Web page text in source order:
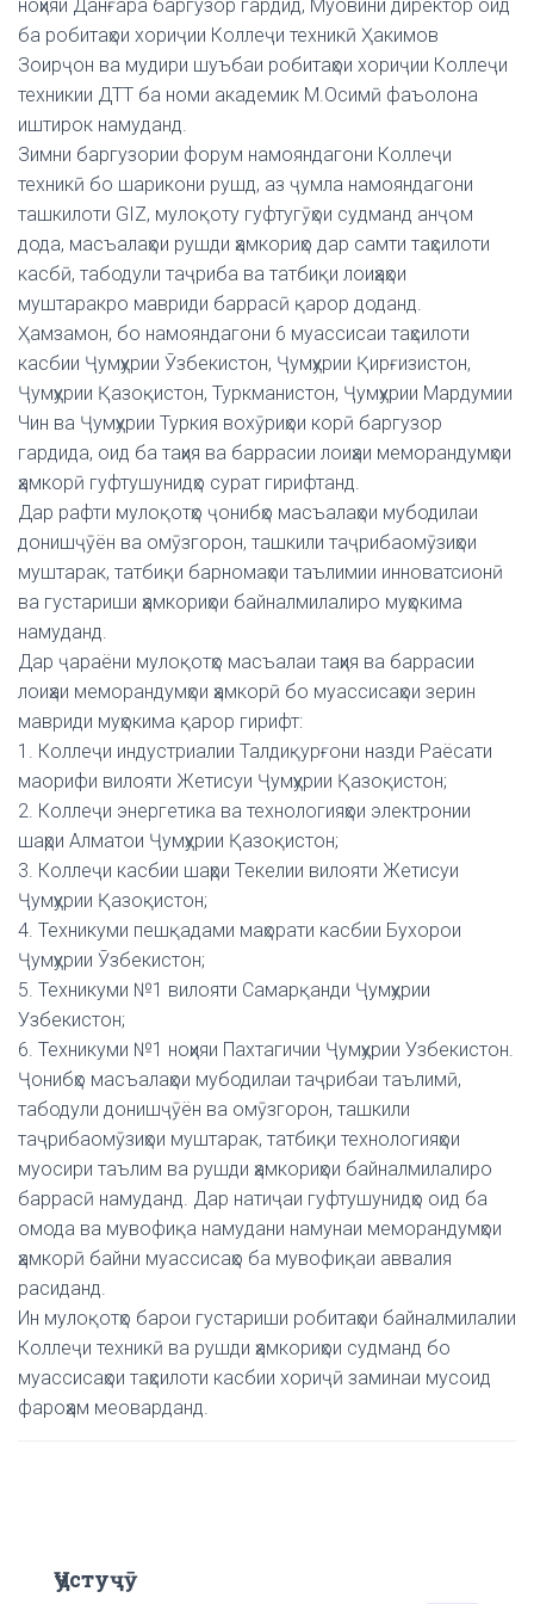
ноҳияи Данғара баргузор гардид, Муовини директор оид
ба робитаҳои хориҷии Коллеҷи техникӣ Ҳакимов
Зоирҷон ва мудири шуъбаи робитаҳои хориҷии Коллеҷи
техникии ДТТ ба номи академик М.Осимӣ фаъолона
иштирок намуданд.
Зимни баргузории форум намояндагони Коллеҷи
техникӣ бо шарикони рушд, аз ҷумла намояндагони
ташкилоти GIZ, мулоқоту гуфтугӯҳои судманд анҷом
дода, масъалаҳои рушди ҳамкориҳо дар самти таҳсилоти
касбӣ, табодули таҷриба ва татбиқи лоиҳаҳои
муштаракро мавриди баррасӣ қарор доданд.
Ҳамзамон, бо намояндагони 6 муассисаи таҳсилоти
касбии Ҷумҳурии Ӯзбекистон, Ҷумҳурии Қирғизистон,
Ҷумҳурии Қазоқистон, Туркманистон, Ҷумҳурии Мардумии
Чин ва Ҷумҳурии Туркия вохӯриҳои корӣ баргузор
гардида, оид ба таҳия ва баррасии лоиҳаи меморандумҳои
ҳамкорӣ гуфтушунидҳо сурат гирифтанд.
Дар рафти мулоқотҳо ҷонибҳо масъалаҳои мубодилаи
донишҷӯён ва омӯзгорон, ташкили таҷрибаомӯзиҳои
муштарак, татбиқи барномаҳои таълимии инноватсионӣ
ва густариши ҳамкориҳои байналмилалиро муҳокима
намуданд.
Дар ҷараёни мулоқотҳо масъалаи таҳия ва баррасии
лоиҳаи меморандумҳои ҳамкорӣ бо муассисаҳои зерин
мавриди муҳокима қарор гирифт:
1. Коллеҷи индустриалии Талдиқурғони назди Раёсати
маорифи вилояти Жетисуи Ҷумҳурии Қазоқистон;
2. Коллеҷи энергетика ва технологияҳои электронии
шаҳри Алматои Ҷумҳурии Қазоқистон;
3. Коллеҷи касбии шаҳри Текелии вилояти Жетисуи
Ҷумҳурии Қазоқистон;
4. Техникуми пешқадами маҳорати касбии Бухорои
Ҷумҳурии Ӯзбекистон;
5. Техникуми №1 вилояти Самарқанди Ҷумҳурии
Узбекистон;
6. Техникуми №1 ноҳияи Пахтагичии Ҷумҳурии Узбекистон.
Ҷонибҳо масъалаҳои мубодилаи таҷрибаи таълимӣ,
табодули донишҷӯён ва омӯзгорон, ташкили
таҷрибаомӯзиҳои муштарак, татбиқи технологияҳои
муосири таълим ва рушди ҳамкориҳои байналмилалиро
баррасӣ намуданд. Дар натиҷаи гуфтушунидҳо оид ба
омода ва мувофиқа намудани намунаи меморандумҳои
ҳамкорӣ байни муассисаҳо ба мувофиқаи аввалия
расиданд.
Ин мулоқотҳо барои густариши робитаҳои байналмилалии
Коллеҷи техникӣ ва рушди ҳамкориҳои судманд бо
муассисаҳои таҳсилоти касбии хориҷӣ заминаи мусоид
фароҳам меоварданд.
Ҷустуҷӯ